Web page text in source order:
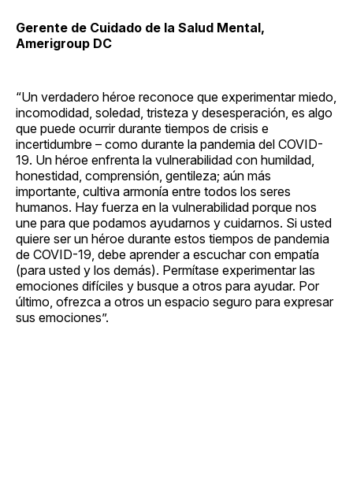
Gerente de Cuidado de la Salud Mental,
Amerigroup DC
“Un verdadero héroe reconoce que experimentar miedo,
incomodidad, soledad, tristeza y desesperación, es algo
que puede ocurrir durante tiempos de crisis e
incertidumbre – como durante la pandemia del COVID-
19. Un héroe enfrenta la vulnerabilidad con humildad,
honestidad, comprensión, gentileza; aún más
importante, cultiva armonía entre todos los seres
humanos. Hay fuerza en la vulnerabilidad porque nos
une para que podamos ayudarnos y cuidarnos. Si usted
quiere ser un héroe durante estos tiempos de pandemia
de COVID-19, debe aprender a escuchar con empatía
(para usted y los demás). Permítase experimentar las
emociones difíciles y busque a otros para ayudar. Por
último, ofrezca a otros un espacio seguro para expresar
sus emociones”.